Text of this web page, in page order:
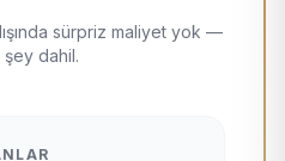
sürpriz maliyet yok —
şey dahil.